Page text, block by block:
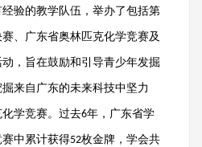
验的教学队伍，举办了包括第
、广东省奥林匹克化学竞赛及
，旨在鼓励和引导青少年发掘
来自广东的未来科技中坚力
学竞赛。过去6年，广东省学
中累计获得52枚金牌，学会共